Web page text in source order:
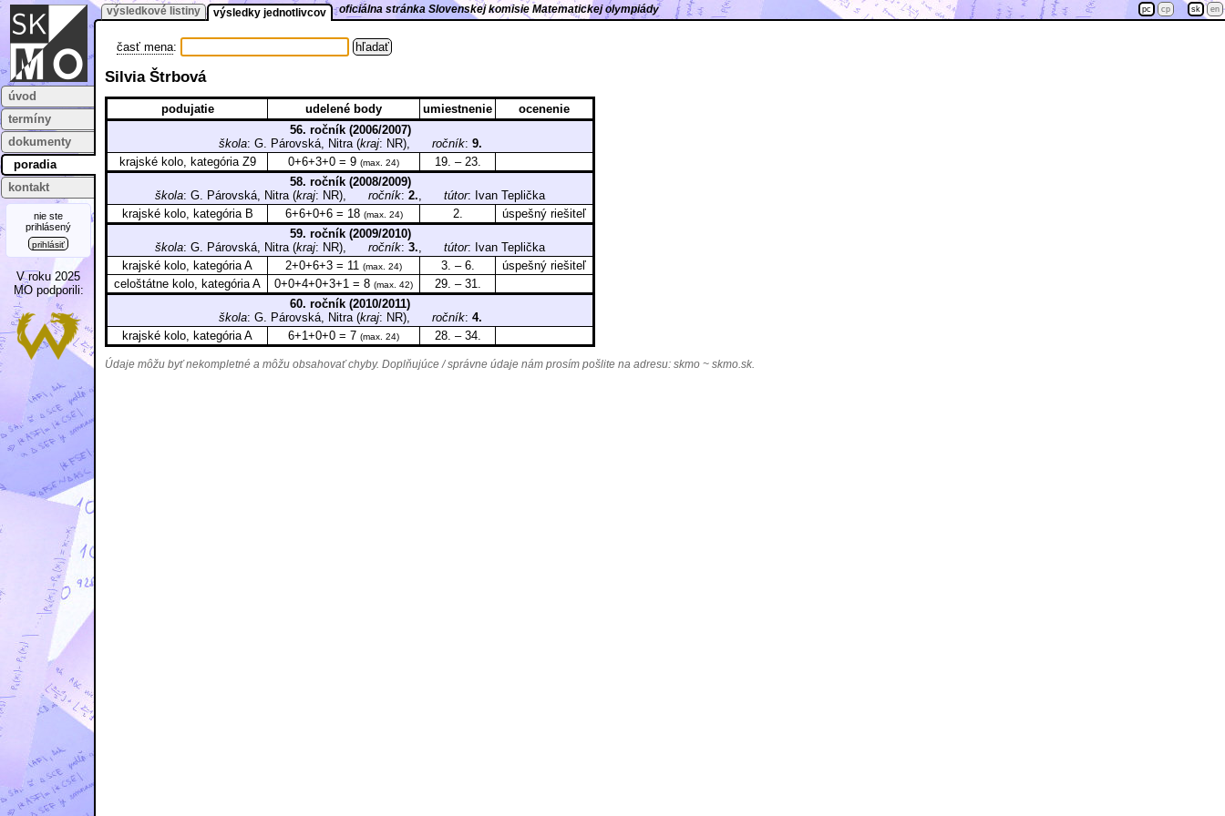
úvod
termíny
dokumenty
poradia
kontakt
nie ste
prihlásený
prihlásiť
V roku 2025
MO podporili:
výsledkové listiny výsledky jednotlivcov oficiálna stránka Slovenskej komisie Matematickej olympiády pc cp sk en
časť mena:
Silvia Štrbová
podujatie udelené body umiestnenie
ocenenie
56. ročník (2006/2007)
škola: G. Párovská, Nitra (kraj: NR), ročník: 9.
krajské kolo, kategória Z9
0+6+3+0 = 9 (max. 24)
19. – 23.
58. ročník (2008/2009)
škola: G. Párovská, Nitra (kraj: NR), ročník: 2., tútor: Ivan Teplička
krajské kolo, kategória B
6+6+0+6 = 18 (max. 24) 2.
úspešný riešiteľ
59. ročník (2009/2010)
škola: G. Párovská, Nitra (kraj: NR), ročník: 3., tútor: Ivan Teplička
krajské kolo, kategória A
2+0+6+3 = 11 (max. 24) 3. – 6.
úspešný riešiteľ
celoštátne kolo, kategória A
0+0+4+0+3+1 = 8 (max. 42)
29. – 31.
60. ročník (2010/2011)
škola: G. Párovská, Nitra (kraj: NR), ročník: 4.
krajské kolo, kategória A
6+1+0+0 = 7 (max. 24) 28. – 34.
Údaje môžu byť nekompletné a môžu obsahovať chyby. Doplňujúce / správne údaje nám prosím pošlite na adresu: skmo ~ skmo.sk